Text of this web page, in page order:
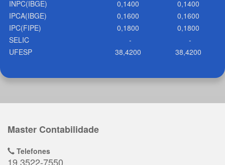
INPC(IBGE)
0,1400
0,1400
IPCA(IBGE)
0,1600
0,1600
IPC(FIPE)
0,1800
0,1800
SELIC
-
-
UFESP
38,4200 38,4200
Master Contabilidade
Telefones
19 3522-7550